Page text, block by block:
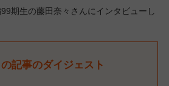
期生の藤田奈々さんにインタビューし
記事のダイジェスト